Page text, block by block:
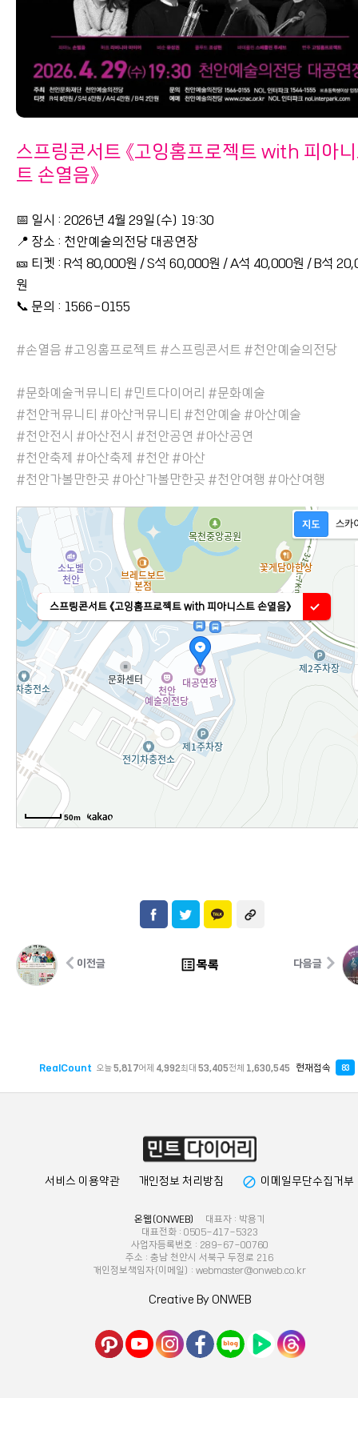
스프링콘서트 《고잉홈프로젝트 with 피아
트 손열음》
📅 일시 : 2026년 4월 29일(수) 19:30
📍 장소 : 천안예술의전당 대공연장
🎫 티켓 : R석 80,000원 / S석 60,000원 / A석 40,000원 / B석
원
📞 문의 : 1566-0155
#손열음 #고잉홈프로젝트 #스프링콘서트 #천안예술의전당
#문화예술커뮤니티 #민트다이어리 #문화예술
#천안커뮤니티 #아산커뮤니티 #천안예술 #아산예술
#천안전시 #아산전시 #천안공연 #아산공연
#천안축제 #아산축제 #천안 #아산
#천안가볼만한곳 #아산가볼만한곳 #천안여행 #아산여행
스프링콘서트 《고잉홈프로젝트 with 피아니스트 손열음》
50m
이전글 list_alt 목록 다음글
RealCount 오늘5,817어제 4,992최대 53,405전체 1,630,545 현재접속 83
서비스 이용약관 개인정보 처리방침 block 이메일무단수집거부
온웹(ONWEB)
대표자 : 박용기
대표전화 : 0505-417-5323
사업자등록번호 : 289-67-00760
주소 : 충남 천안시 서북구 두정로 216
개인정보책임자(이메일) : webmaster@onweb.co.kr
Creative By ONWEB